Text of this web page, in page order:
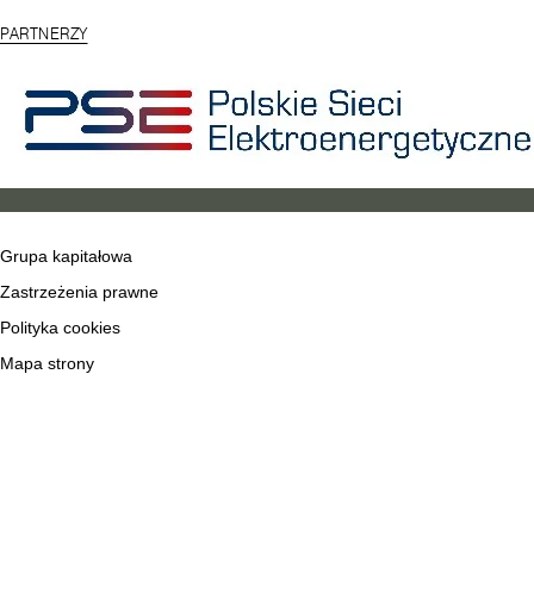
PARTNERZY
Grupa kapitałowa
Zastrzeżenia prawne
Polityka cookies
Mapa strony